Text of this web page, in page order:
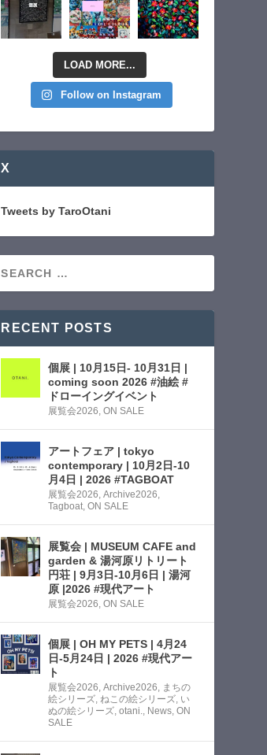
LOAD MORE...
Follow on Instagram
X
Tweets by TaroOtani
RECENT POSTS
個展 | 10月15日- 10月31日 |
coming soon 2026 #油絵 #
ドローイングイベント
展覧会2026,ON SALE
アートフェア | tokyo
contemporary | 10月2日-10
月4日 | 2026 #TAGBOAT
展覧会2026,Archive2026,
Tagboat,ON SALE
展覧会 | MUSEUM CAFE and
garden & 湯河原リトリート
円荘 | 9月3日-10月6日 | 湯河
原 |2026 #現代アート
展覧会2026,ON SALE
個展 | OH MY PETS | 4月24
日-5月24日 | 2026 #現代アー
ト
展覧会2026,Archive2026, まちの
絵シリーズ,ねこの絵シリーズ, い
ぬの絵シリーズ,otani., News,ON
SALE